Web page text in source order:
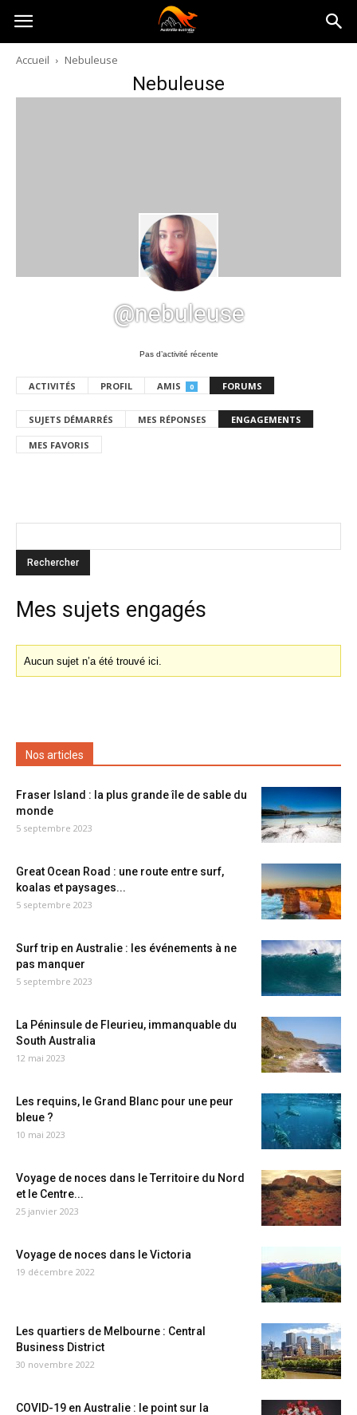
Australia-
australie.com
Accueil Nebuleuse
Nebuleuse
@nebuleuse
Pas d’activité récente
ACTIVITÉS PROFIL AMIS 0 FORUMS
SUJETS DÉMARRÉS MES RÉPONSES ENGAGEMENTS
MES FAVORIS
Mes sujets engagés
Aucun sujet n’a été trouvé ici.
Nos articles
Fraser Island : la plus grande île de sable du
monde
5 septembre 2023
Great Ocean Road : une route entre surf,
koalas et paysages...
5 septembre 2023
Surf trip en Australie : les événements à ne
pas manquer
5 septembre 2023
La Péninsule de Fleurieu, immanquable du
South Australia
12 mai 2023
Les requins, le Grand Blanc pour une peur
bleue ?
10 mai 2023
Voyage de noces dans le Territoire du Nord
et le Centre...
25 janvier 2023
Voyage de noces dans le Victoria
19 décembre 2022
Les quartiers de Melbourne : Central
Business District
30 novembre 2022
COVID-19 en Australie : le point sur la